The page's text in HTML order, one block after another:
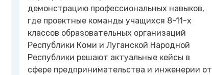
демонстрацию профессиональных навыков,
где проектные команды учащихся 8-11-х
классов образовательных организаций
Республики Коми и Луганской Народной
Республики решают актуальные кейсы в
сфере предпринимательства и инженерии от